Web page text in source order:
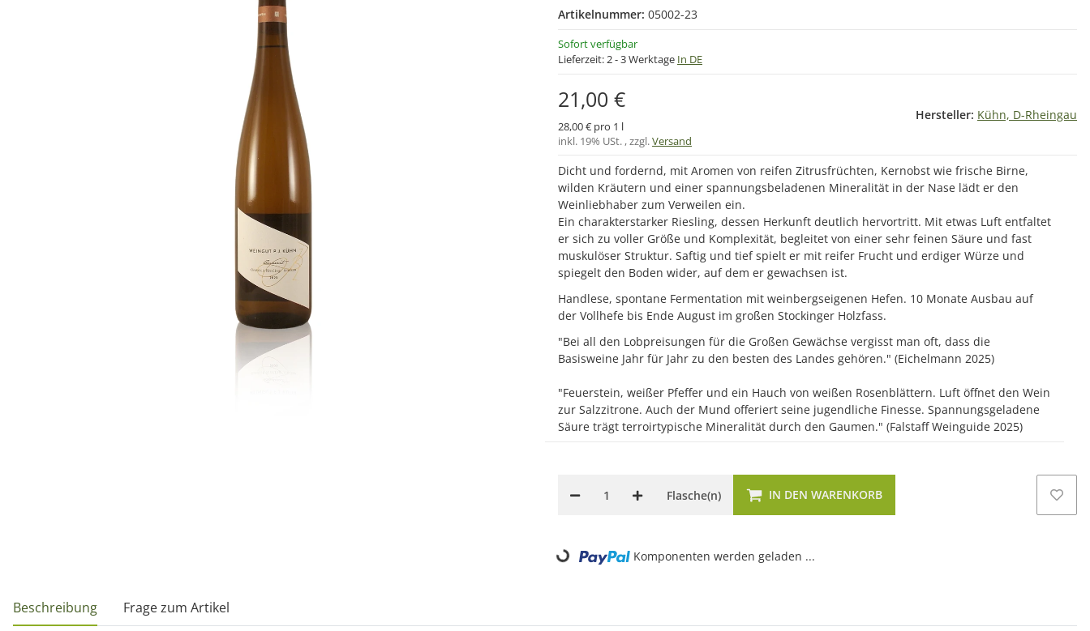
Artikelnummer: 05002-23
Sofort verfügbar
Lieferzeit:2 - 3 Werktage In DE
21,00 €
28,00 € pro 1 l
inkl. 19% USt. , zzgl.Versand
Hersteller: Kühn, D-Rheingau
Dicht und fordernd, mit Aromen von reifen Zitrusfrüchten, Kernobst wie frische Birne,
wilden Kräutern und einer spannungsbeladenen Mineralität in der Nase lädt er den
Weinliebhaber zum Verweilen ein.
Ein charakterstarker Riesling, dessen Herkunft deutlich hervortritt. Mit etwas Luft entfaltet
er sich zu voller Größe und Komplexität, begleitet von einer sehr feinen Säure und fast
muskulöser Struktur. Saftig und tief spielt er mit reifer Frucht und erdiger Würze und
spiegelt den Boden wider, auf dem er gewachsen ist.
Handlese, spontane Fermentation mit weinbergseigenen Hefen. 10 Monate Ausbau auf
der Vollhefe bis Ende August im großen Stockinger Holzfass.
"Bei all den Lobpreisungen für die Großen Gewächse vergisst man oft, dass die
Basisweine Jahr für Jahr zu den besten des Landes gehören." (Eichelmann 2025)
"Feuerstein, weißer Pfeffer und ein Hauch von weißen Rosenblättern. Luft öffnet den Wein
zur Salzzitrone. Auch der Mund offeriert seine jugendliche Finesse. Spannungsgeladene
Säure trägt terroirtypische Mineralität durch den Gaumen." (Falstaff Weinguide 2025)
Flasche(n) IN DEN WARENKORB
Loading... Komponenten werden geladen ...
weitere Registerkarten anzeigen
Beschreibung Frage zum Artikel